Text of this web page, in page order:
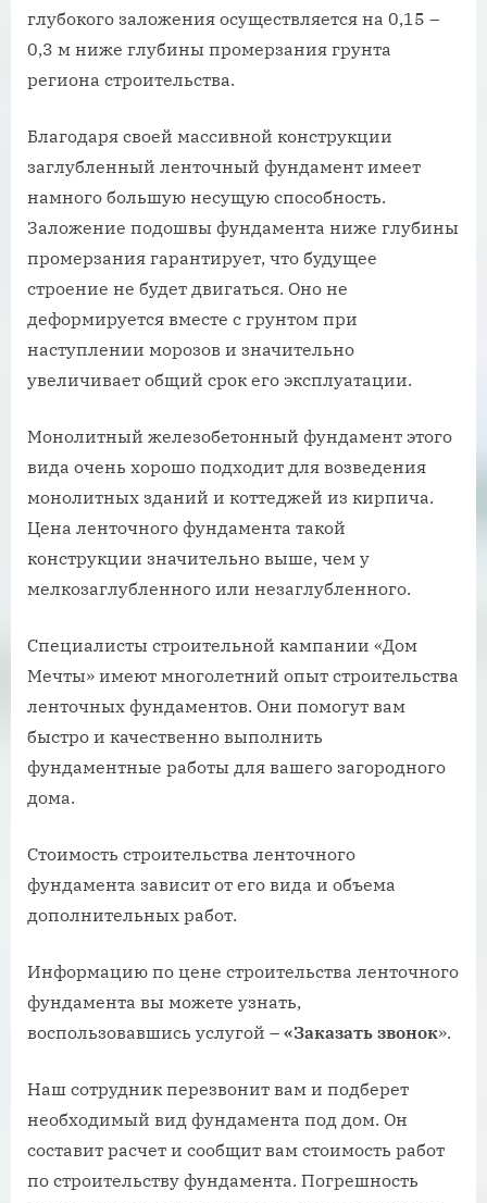
глубокого заложения осуществляется на 0,15 –
0,3 м ниже глубины промерзания грунта
региона строительства.
Благодаря своей массивной конструкции
заглубленный ленточный фундамент имеет
намного большую несущую способность.
Заложение подошвы фундамента ниже глубины
промерзания гарантирует, что будущее
строение не будет двигаться. Оно не
деформируется вместе с грунтом при
наступлении морозов и значительно
увеличивает общий срок его эксплуатации.
Монолитный железобетонный фундамент этого
вида очень хорошо подходит для возведения
монолитных зданий и коттеджей из кирпича.
Цена ленточного фундамента такой
конструкции значительно выше, чем у
мелкозаглубленного или незаглубленного.
Специалисты строительной кампании «Дом
Мечты» имеют многолетний опыт строительства
ленточных фундаментов. Они помогут вам
быстро и качественно выполнить
фундаментные работы для вашего загородного
дома.
Стоимость строительства ленточного
фундамента зависит от его вида и объема
дополнительных работ.
Информацию по цене строительства ленточного
фундамента вы можете узнать,
воспользовавшись услугой – «Заказать звонок».
Наш сотрудник перезвонит вам и подберет
необходимый вид фундамента под дом. Он
составит расчет и сообщит вам стоимость работ
по строительству фундамента. Погрешность